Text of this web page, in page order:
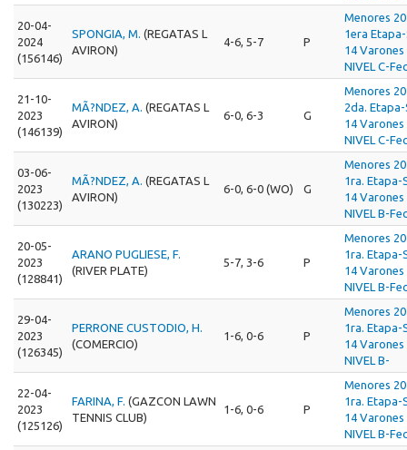
20-04-
2024
(156146)
SPONGIA, M. (REGATAS L
AVIRON)
4-6, 5-7 P
Menores
1era
14 Varones
NIVEL C-
21-10-
2023
(146139)
MÃ?NDEZ, A. (REGATAS L
AVIRON)
6-0, 6-3 G
Menores
2da.
14 Varones
NIVEL C-
03-06-
2023
(130223)
MÃ?NDEZ, A. (REGATAS L
AVIRON)
6-0, 6-0 (WO) G
Menores
1ra. Etapa-
14 Varones
NIVEL B-
20-05-
2023
(128841)
ARANO PUGLIESE, F.
(RIVER PLATE)
5-7, 3-6 P
Menores
1ra. Etapa-
14 Varones
NIVEL B-
29-04-
2023
(126345)
PERRONE CUSTODIO, H.
(COMERCIO)
1-6, 0-6 P
Menores
1ra. Etapa-
14 Varones
NIVEL B-
22-04-
2023
(125126)
FARINA, F. (GAZCON LAWN
TENNIS CLUB)
1-6, 0-6 P
Menores
1ra. Etapa-
14 Varones
NIVEL B-